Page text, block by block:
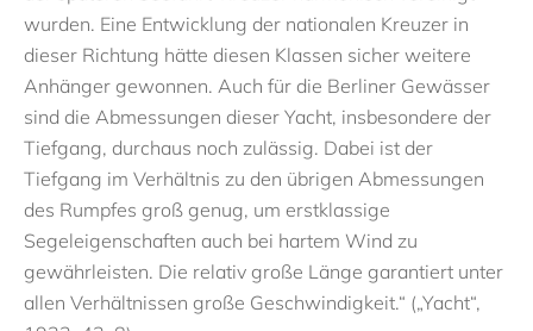
wurden. Eine Entwicklung der nationalen Kreuzer in
dieser Richtung hätte diesen Klassen sicher weitere
Anhänger gewonnen. Auch für die Berliner Gewässer
sind die Abmessungen dieser Yacht, insbesondere der
Tiefgang, durchaus noch zulässig. Dabei ist der
Tiefgang im Verhältnis zu den übrigen Abmessungen
des Rumpfes groß genug, um erstklassige
Segeleigenschaften auch bei hartem Wind zu
gewährleisten. Die relativ große Länge garantiert unter
allen Verhältnissen große Geschwindigkeit.“ („Yacht“,